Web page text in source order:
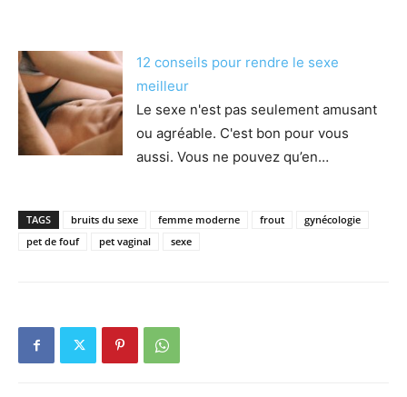
12 conseils pour rendre le sexe
meilleur
Le sexe n'est pas seulement amusant
ou agréable. C'est bon pour vous
aussi. Vous ne pouvez qu’en…
TAGS bruits du sexe femme moderne frout
gynécologie
pet de fouf
pet vaginal sexe